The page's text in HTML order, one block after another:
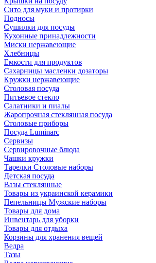
Сито для муки и протирки
Подносы
Сушилки для посуды
Кухонные принадлежности
Миски нержавеющие
Хлебницы
Емкости для продуктов
Сахарницы масленки дозаторы
Кружки нержавеющие
Столовая посуда
Питьевое стекло
Салатники и пиалы
Жаропрочная стеклянная посуда
Столовые приборы
Посуда Luminarс
Сервизы
Сервировочные блюда
Чашки кружки
Тарелки Столовые наборы
Детская посуда
Вазы стеклянные
Товары из украинской керамики
Пепельницы Мужские наборы
Товары для дома
Инвентарь для уборки
Товары для отдыха
Корзины для хранения вещей
Ведра
Тазы